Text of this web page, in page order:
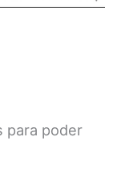
para poder